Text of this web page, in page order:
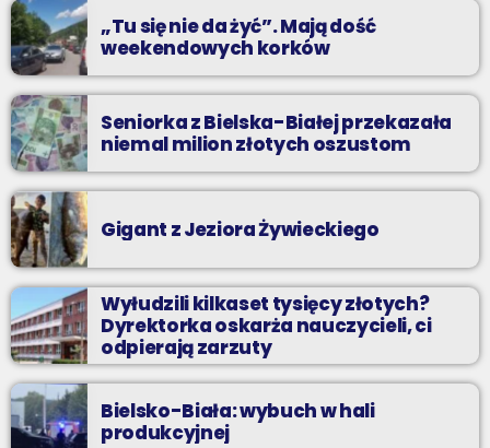
„Tu się nie da żyć”. Mają dość
weekendowych korków
Seniorka z Bielska-Białej przekazała
niemal milion złotych oszustom
Gigant z Jeziora Żywieckiego
Wyłudzili kilkaset tysięcy złotych?
Dyrektorka oskarża nauczycieli, ci
odpierają zarzuty
Bielsko-Biała: wybuch w hali
produkcyjnej